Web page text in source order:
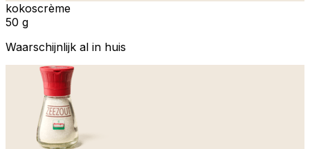
kokoscrème
50 g
Waarschijnlijk al in huis